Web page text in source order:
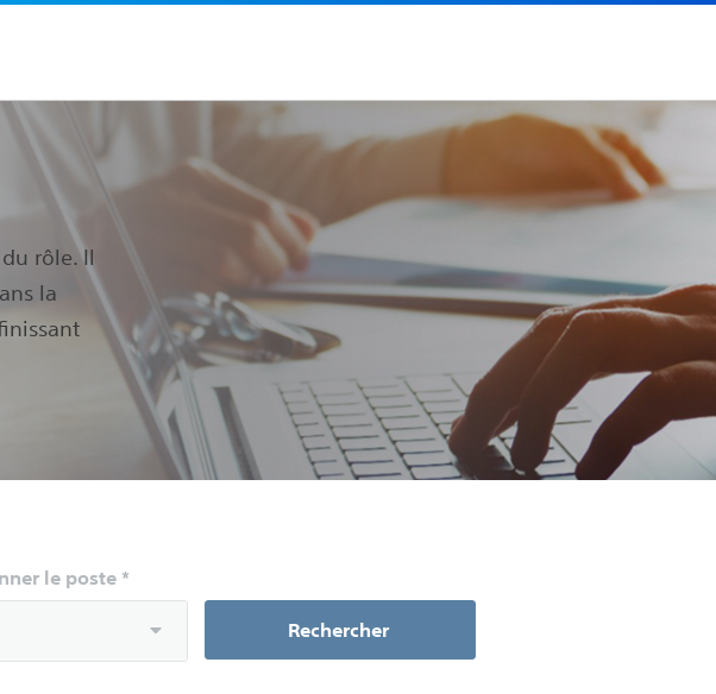
rôle. Il
la
le poste *
Rechercher